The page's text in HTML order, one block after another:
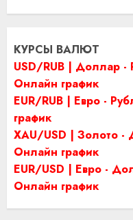
КУРСЫ ВАЛЮТ
USD/RUB | Доллар -
Онлайн график
EUR/RUB | Евро -
график
XAU/USD | Золото -
Онлайн график
EUR/USD | Евро -
Онлайн график